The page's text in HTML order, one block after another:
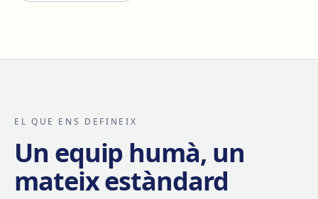
EL QUE ENS DEFINEIX
Un equip humà, un
mateix estàndard